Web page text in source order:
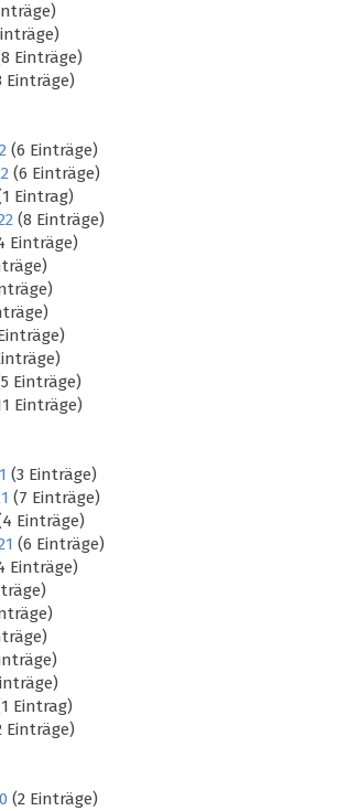
Einträge)
Einträge)
(6 Einträge)
(6 Einträge)
Eintrag)
(8 Einträge)
Einträge)
Einträge)
Einträge)
(3 Einträge)
(7 Einträge)
Einträge)
(6 Einträge)
Einträge)
Eintrag)
Einträge)
(2 Einträge)